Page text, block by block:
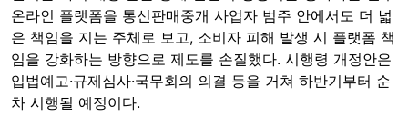
온라인 플랫폼을 통신판매중개 사업자 범주 안에서도 더 넓
은 책임을 지는 주체로 보고, 소비자 피해 발생 시 플랫폼 책
임을 강화하는 방향으로 제도를 손질했다. 시행령 개정안은
입법예고·규제심사·국무회의 의결 등을 거쳐 하반기부터 순
차 시행될 예정이다.